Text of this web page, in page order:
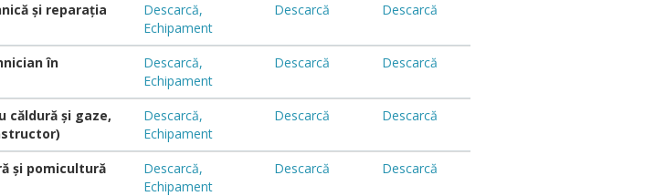
şi reparaţia
Descarcă,
Echipament
Descarcă Descarcă
în
Descarcă,
Echipament
Descarcă Descarcă
căldură și gaze,
Descarcă,
Echipament
Descarcă Descarcă
și pomicultură
Descarcă,
Echipament
Descarcă Descarcă